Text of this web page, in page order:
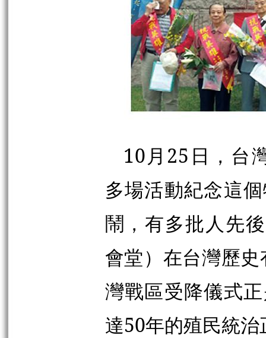
10月25日，台
多場活動紀念這
鬧，有多批人先
會堂）在台灣歷
灣戰區受降儀式
達50年的殖民統治